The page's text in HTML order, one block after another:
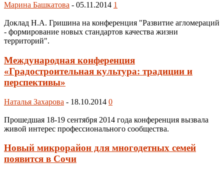
Марина Башкатова - 05.11.2014 1
Доклад Н.А. Гришина на конференция "Развитие агломераций
- формирование новых стандартов качества жизни
территорий".
Международная конференция
«Градостроительная культура: традиции и
перспективы»
Наталья Захарова - 18.10.2014 0
Прошедшая 18-19 сентября 2014 года конференция вызвала
живой интерес профессионального сообщества.
Новый микрорайон для многодетных семей
появится в Сочи